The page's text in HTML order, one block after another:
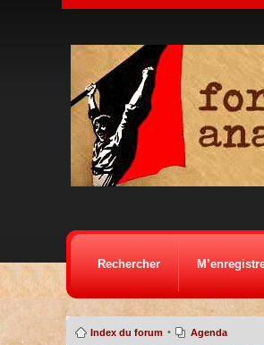
Rechercher
Index du forum • Agenda